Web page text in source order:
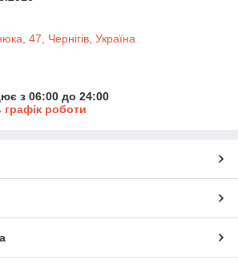
47, Чернігів, Україна
з 06:00 до 24:00
графік роботи